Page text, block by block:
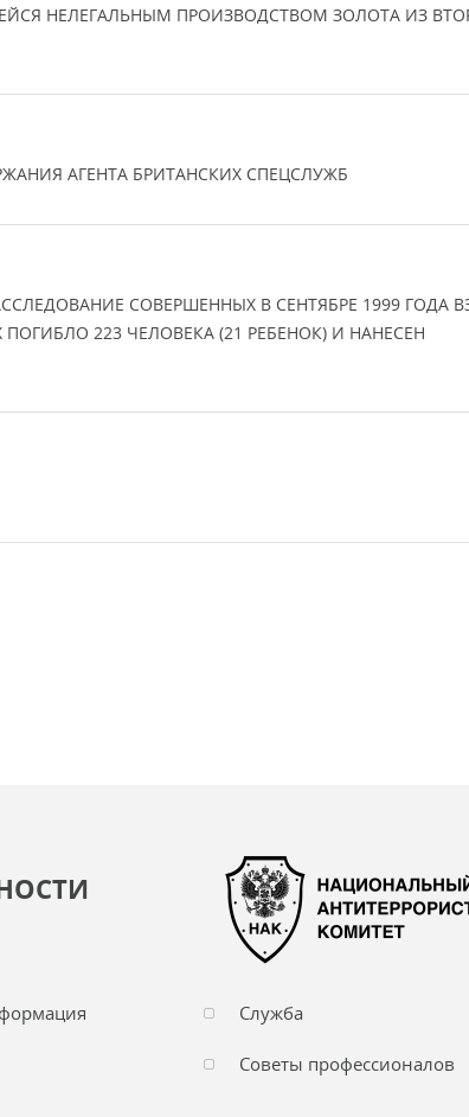
НЕЛЕГАЛЬНЫМ ПРОИЗВОДСТВОМ ЗОЛОТА ИЗ
АГЕНТА БРИТАНСКИХ СПЕЦСЛУЖБ
СОВЕРШЕННЫХ В СЕНТЯБРЕ 1999 ГОДА
223 ЧЕЛОВЕКА (21 РЕБЕНОК) И НАНЕСЕН
Служба
Советы профессионалов